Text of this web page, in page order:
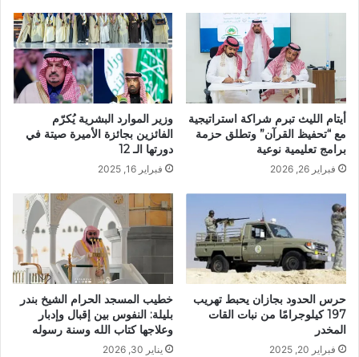
أيتام الليث تبرم شراكة استراتيجية
مع “تحفيظ القرآن” وتطلق حزمة
برامج تعليمية نوعية
فبراير 26, 2026
وزير الموارد البشرية يُكرّم
الفائزين بجائزة الأميرة صيتة في
دورتها الـ 12
فبراير 16, 2025
حرس الحدود بجازان يحبط تهريب
197 كيلوجرامًا من نبات القات
المخدر
فبراير 20, 2025
خطيب المسجد الحرام الشيخ بندر
بليلة: النفوس بين إقبال وإدبار
وعلاجها كتاب الله وسنة رسوله
يناير 30, 2026